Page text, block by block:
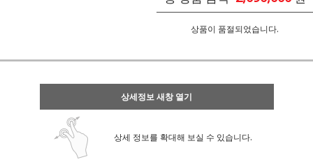
상품이 품절되었습니다.
상세정보 새창 열기
상세 정보를 확대해 보실 수 있습니다.